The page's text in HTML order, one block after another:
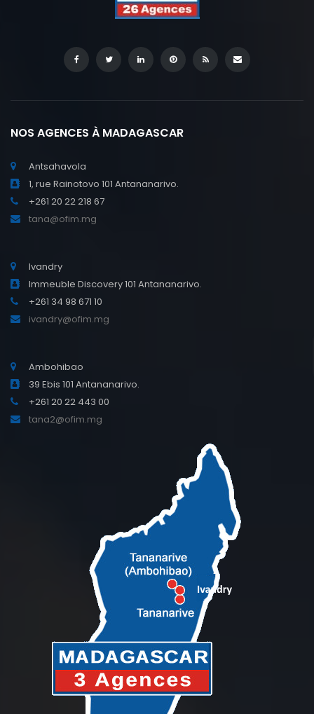
NOS AGENCES À MADAGASCAR
Antsahavola
1, rue Rainotovo 101 Antananarivo.
+261 20 22 218 67
tana@ofim.mg
Ivandry
Immeuble Discovery 101 Antananarivo.
+261 34 98 671 10
ivandry@ofim.mg
Ambohibao
39 Ebis 101 Antananarivo.
+261 20 22 443 00
tana2@ofim.mg